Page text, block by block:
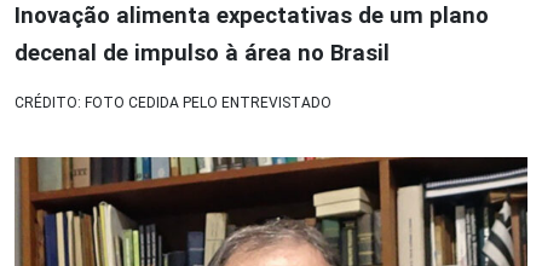
Inovação alimenta expectativas de um plano
decenal de impulso à área no Brasil
CRÉDITO: FOTO CEDIDA PELO ENTREVISTADO